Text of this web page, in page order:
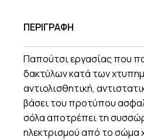
ΠΕΡΙΓΡΑΦΗ
Παπούτσι εργασίας που
δακτύλων κατά των
αντιολισθητική,
βάσει του προτύπου
σόλα αποτρέπει τη
ηλεκτρισμού από το σώμα